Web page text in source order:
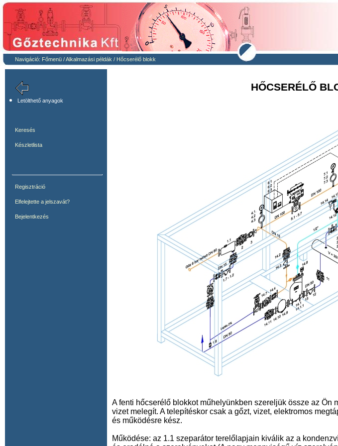
Navigáció: Főmenü /Alkalmazási példák / Hőcserélő blokk
Letölthető anyagok
Keresés
Készletlista
Regisztráció
Elfelejtette a jelszavát?
Bejelentkezés
HŐCSERÉLŐ
A fenti hőcserélő blokkot műhelyünkben szereljük össze az Ön
vizet melegít. A telepítéskor csak a gőzt, vizet, elektromos
és működésre kész.
Működése: az 1.1 szeparátor terelőlapjain kiválik az a